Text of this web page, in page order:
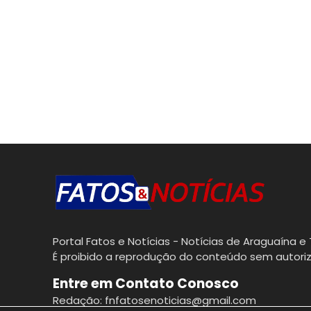
Portal Fatos e Notícias - Notícias de Araguaína e
É proibido a reprodução do conteúdo sem
Entre em Contato Conosco
Redação: fnfatosenoticias@gmail.com